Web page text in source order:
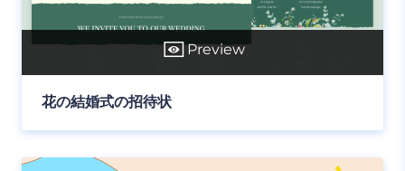
Preview
花の結婚式の招待状